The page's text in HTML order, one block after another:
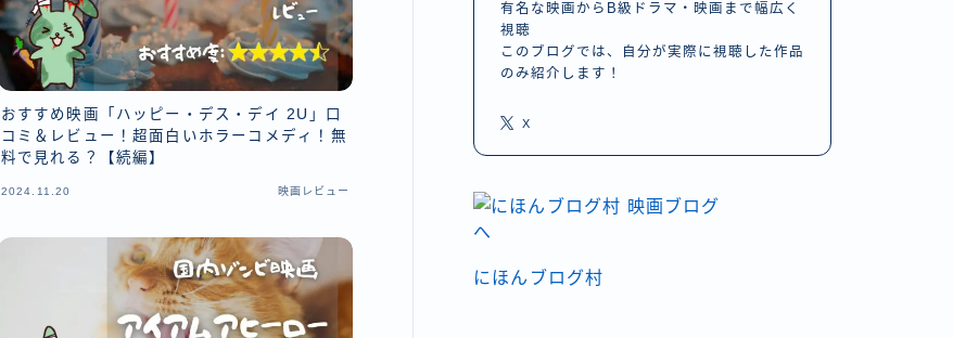
おすすめ映画「ハッピー・デス・デイ 2U」口
コミ＆レビュー！超面白いホラーコメディ！無
料で見れる？【続編】
2024.11.20 映画レビュー
有名な映画からB級ドラマ・映画まで幅広く
視聴
このブログでは、自分が実際に視聴した作品
のみ紹介します！
X
にほんブログ村